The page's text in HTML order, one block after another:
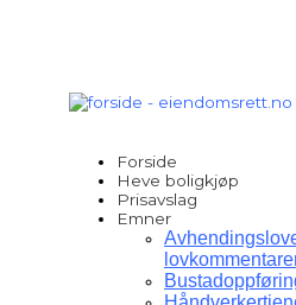
Forside
Heve boligkjøp
Prisavslag
Emner